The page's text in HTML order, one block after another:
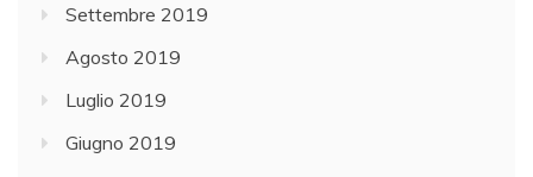
Settembre 2019
Agosto 2019
Luglio 2019
Giugno 2019